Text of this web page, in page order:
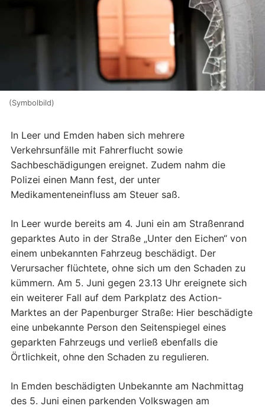
(Symbolbild)
In Leer und Emden haben sich mehrere
Verkehrsunfälle mit Fahrerflucht sowie
Sachbeschädigungen ereignet. Zudem nahm die
Polizei einen Mann fest, der unter
Medikamenteneinfluss am Steuer saß.
In Leer wurde bereits am 4. Juni ein am Straßenrand
geparktes Auto in der Straße „Unter den Eichen“ von
einem unbekannten Fahrzeug beschädigt. Der
Verursacher flüchtete, ohne sich um den Schaden zu
kümmern. Am 5. Juni gegen 23.13 Uhr ereignete sich
ein weiterer Fall auf dem Parkplatz des Action-
Marktes an der Papenburger Straße: Hier beschädigte
eine unbekannte Person den Seitenspiegel eines
geparkten Fahrzeugs und verließ ebenfalls die
Örtlichkeit, ohne den Schaden zu regulieren.
In Emden beschädigten Unbekannte am Nachmittag
des 5. Juni einen parkenden Volkswagen am